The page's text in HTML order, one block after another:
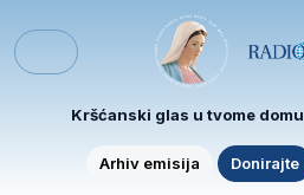
Menu
Kršćanski glas u tvome domu
Arhiv emisija Donirajte